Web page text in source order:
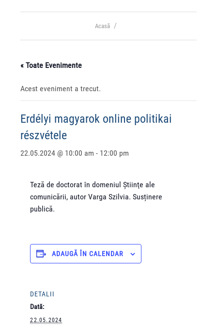
Acasă
« Toate Evenimente
Acest eveniment a trecut.
Erdélyi magyarok online politikai
részvétele
22.05.2024 @ 10:00 am - 12:00 pm
Teză de doctorat în domeniul Ştiinţe ale
comunicării, autor Varga Szilvia. Susținere
publică.
ADAUGĂ ÎN CALENDAR
DETALII
Dată:
22.05.2024